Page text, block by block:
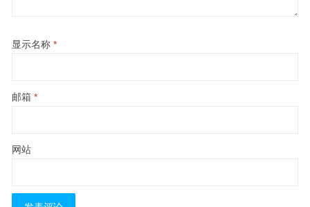
显示名称 *
邮箱 *
网站